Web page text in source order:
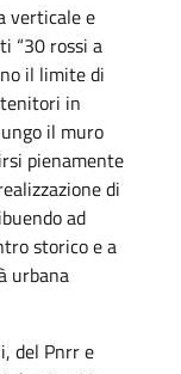
verticale e
“30 rossi a
il limite di
in
il muro
pienamente
di
ad
storico e a
urbana
del Pnrr e